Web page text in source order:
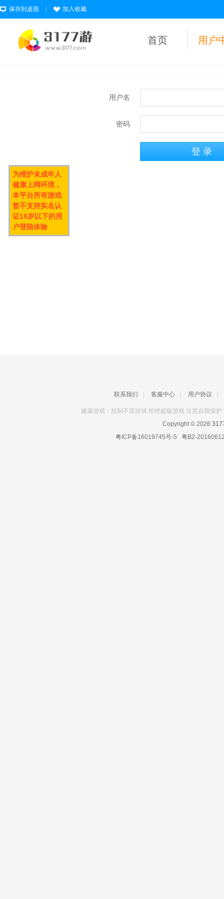
保存到桌面 加入收藏
首页 用户
用户名
密码
联系我们 客服中心 用户协议
健康游戏：抵制不良游戏 拒绝盗版游戏 注意自我保
Copyright © 2026
粤ICP备16019745号-5 粤B2-
为维护未成年人
健康上网环境，
本平台所有游戏
暂不支持实名认
证18岁以下的用
户登陆体验